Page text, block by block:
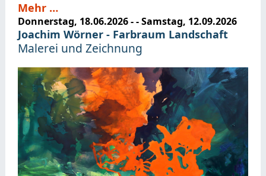
Donnerstag, 18.06.2026- -Samstag, 12.09.2026
Joachim Wörner - Farbraum Landschaft
Malerei und Zeichnung
Mehr …